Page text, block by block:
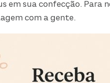
em sua confecção.
com a gente.